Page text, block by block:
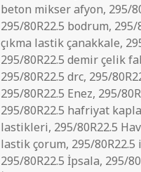
beton mikser afyon, 295/
295/80R22.5 bodrum, 295/
çıkma lastik çanakkale,
295/80R22.5 demir çelik
295/80R22.5 drc, 295/
295/80R22.5 Enez, 295/
295/80R22.5 hafriyat
lastikleri, 295/80R22.5
lastik çorum, 295/
295/80R22.5 İpsala, 295/